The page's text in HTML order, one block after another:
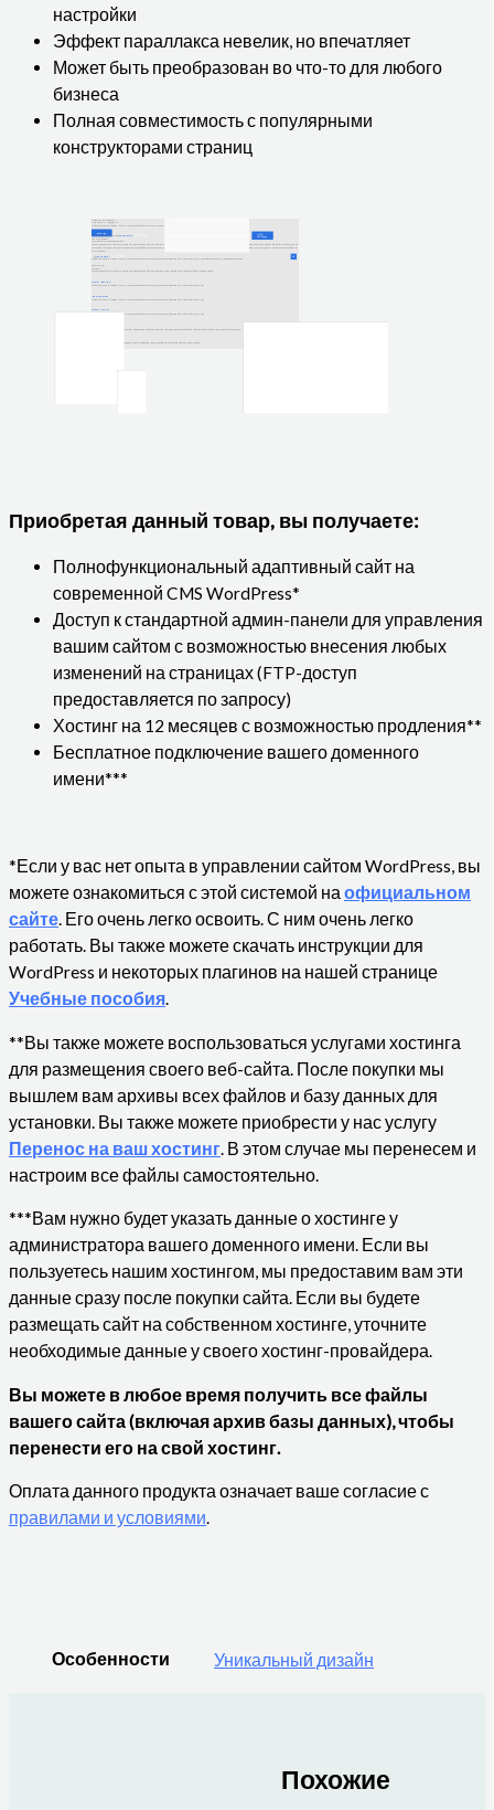
настройки
Эффект параллакса невелик, но впечатляет
Может быть преобразован во что-то для любого
бизнеса
Полная совместимость с популярными
конструкторами страниц
Приобретая данный товар, вы получаете:
Полнофункциональный адаптивный сайт на
современной CMS WordPress*
Доступ к стандартной админ-панели для управления
вашим сайтом с возможностью внесения любых
изменений на страницах (FTP-доступ
предоставляется по запросу)
Хостинг на 12 месяцев с возможностью продления**
Бесплатное подключение вашего доменного
имени***
*Если у вас нет опыта в управлении сайтом WordPress, вы
можете ознакомиться с этой системой на официальном
сайте. Его очень легко освоить. С ним очень легко
работать. Вы также можете скачать инструкции для
WordPress и некоторых плагинов на нашей странице
Учебные пособия.
**Вы также можете воспользоваться услугами хостинга
для размещения своего веб-сайта. После покупки мы
вышлем вам архивы всех файлов и базу данных для
установки. Вы также можете приобрести у нас услугу
Перенос на ваш хостинг. В этом случае мы перенесем и
настроим все файлы самостоятельно.
***Вам нужно будет указать данные о хостинге у
администратора вашего доменного имени. Если вы
пользуетесь нашим хостингом, мы предоставим вам эти
данные сразу после покупки сайта. Если вы будете
размещать сайт на собственном хостинге, уточните
необходимые данные у своего хостинг-провайдера.
Вы можете в любое время получить все файлы
вашего сайта (включая архив базы данных), чтобы
перенести его на свой хостинг.
Оплата данного продукта означает ваше согласие с
правилами и условиями.
Особенности Уникальный дизайн
Похожие